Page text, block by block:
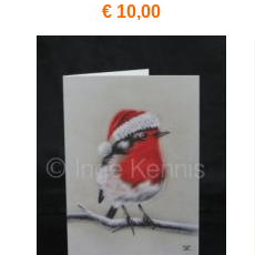
€ 10,00